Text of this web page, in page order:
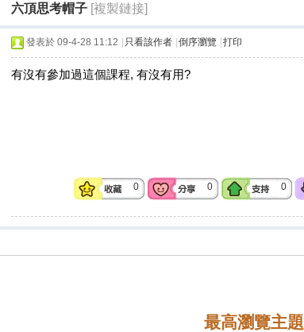
六頂思考帽子 [複製鏈接]
發表於 09-4-28 11:12 只看該作者 倒序瀏覽 打印
有沒有參加過這個課程, 有沒有用?
0 0 0
最高瀏覽主題